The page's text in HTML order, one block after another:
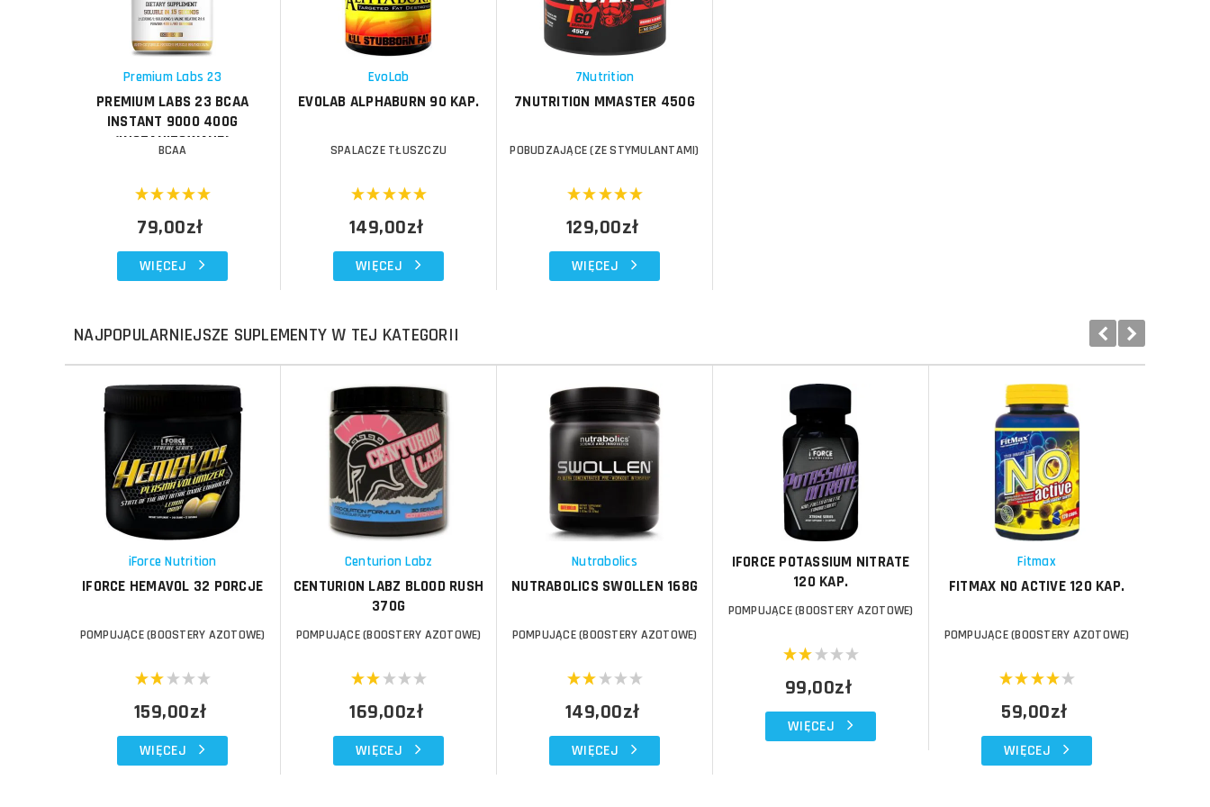
Premium Labs 23
PREMIUM LABS 23 BCAA
INSTANT 9000 400G
(INSTANIZOWANE)
BCAA
79,00zł
WIĘCEJ
EvoLab
EVOLAB ALPHABURN 90 KAP.
SPALACZE TŁUSZCZU
149,00zł
WIĘCEJ
7Nutrition
7NUTRITION MMASTER 450G
POBUDZAJĄCE (ZE STYMULANTAMI)
129,00zł
WIĘCEJ
NAJPOPULARNIEJSZE SUPLEMENTY W TEJ KATEGORII
iForce Nutrition
IFORCE HEMAVOL 32 PORCJE
POMPUJĄCE (BOOSTERY AZOTOWE)
159,00zł
WIĘCEJ
Do koszyka
Do koszyka
Porównaj
Centurion Labz
CENTURION LABZ BLOOD RUSH
370G
POMPUJĄCE (BOOSTERY AZOTOWE)
169,00zł
WIĘCEJ
Nutrabolics
NUTRABOLICS SWOLLEN 168G
POMPUJĄCE (BOOSTERY AZOTOWE)
149,00zł
WIĘCEJ
IFORCE POTASSIUM NITRATE
120 KAP.
POMPUJĄCE (BOOSTERY AZOTOWE)
99,00zł
WIĘCEJ
Fitmax
FITMAX NO ACTIVE 120 KAP.
POMPUJĄCE (BOOSTERY AZOTOWE)
59,00zł
WIĘCEJ